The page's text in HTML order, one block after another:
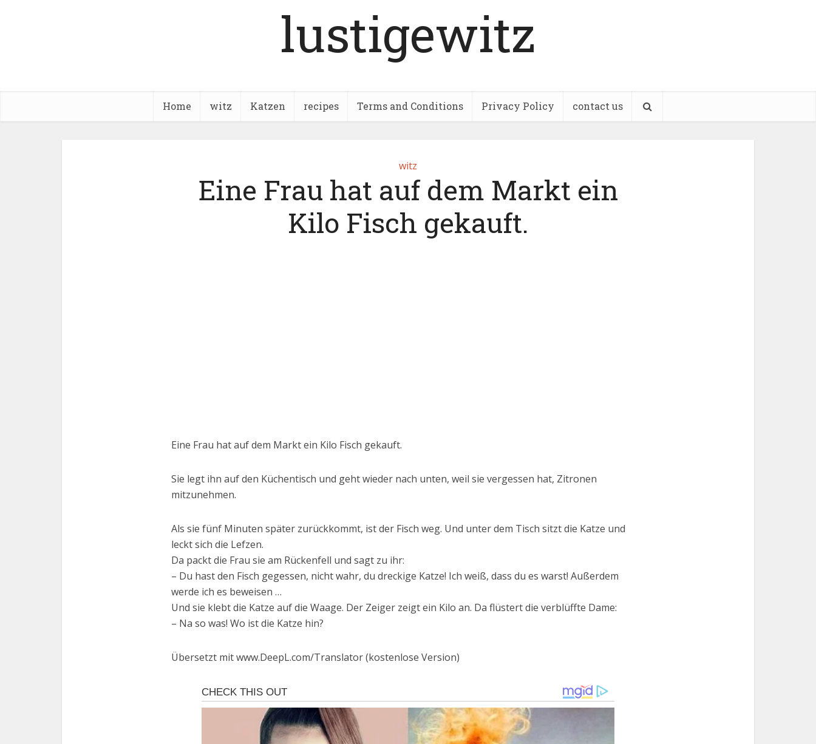
lustigewitz
Home witz Katzen recipes Terms and Conditions Privacy Policy contact us
witz
Eine Frau hat auf dem Markt ein
Kilo Fisch gekauft.
Eine Frau hat auf dem Markt ein Kilo Fisch gekauft.
Sie legt ihn auf den Küchentisch und geht wieder nach unten, weil sie vergessen hat, Zitronen
mitzunehmen.
Als sie fünf Minuten später zurückkommt, ist der Fisch weg. Und unter dem Tisch sitzt die Katze und
leckt sich die Lefzen.
Da packt die Frau sie am Rückenfell und sagt zu ihr:
– Du hast den Fisch gegessen, nicht wahr, du dreckige Katze! Ich weiß, dass du es warst! Außerdem
werde ich es beweisen …
Und sie klebt die Katze auf die Waage. Der Zeiger zeigt ein Kilo an. Da flüstert die verblüffte Dame:
– Na so was! Wo ist die Katze hin?
Übersetzt mit www.DeepL.com/Translator (kostenlose Version)